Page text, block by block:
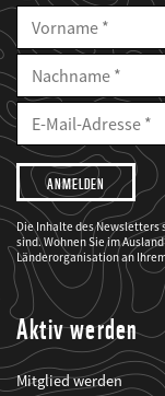
Vorname
Nachname
E-
Mailadresse
E-
Adresse
Ich
möchte,
dass
der
WWF
mich
über
seine
Projekte
informiert.
Die Inhalte des Newsletters
sind. Wohnen Sie im
Länderorganisation an
Aktiv werden
Mitglied werden